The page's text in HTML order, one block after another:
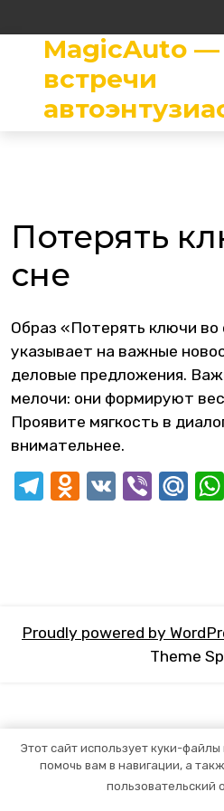
content
MagicAuto
встречи
Потерять
сне
Образ «Потерять ключи во
указывает на важные
деловые предложения.
мелочи: они формируют
Проявите мягкость в
внимательнее.
Telegram
VK Viber
Proudly powered by
Theme
Этот сайт использует куки-файлы
помочь вам в навигации, а
пользовательский